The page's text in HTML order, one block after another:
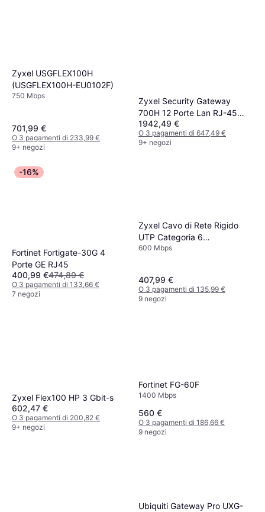
Zyxel USGFLEX100H
(USGFLEX100H-EU0102F)
750 Mbps
701,99 €
O 3 pagamenti di 233,99 €
9+ negozi
Zyxel Security Gateway
700H 12 Porte Lan RJ-45
10/100/1000/2500 Mbps 2
Slot SFP+
1942,49 €
O 3 pagamenti di 647,49 €
9+ negozi
-16%
Fortinet Fortigate-30G 4
Porte GE RJ45
400,99 €474,89 €
O 3 pagamenti di 133,66 €
7 negozi
Zyxel Cavo di Rete Rigido
UTP Categoria 6
USGFLEX50HP-EU0101F
600 Mbps
407,99 €
O 3 pagamenti di 135,99 €
9 negozi
Zyxel Flex100 HP 3 Gbit-s
602,47 €
O 3 pagamenti di 200,82 €
9+ negozi
Fortinet FG-60F
1400 Mbps
560 €
O 3 pagamenti di 186,66 €
9 negozi
Ubiquiti Gateway Pro UXG-